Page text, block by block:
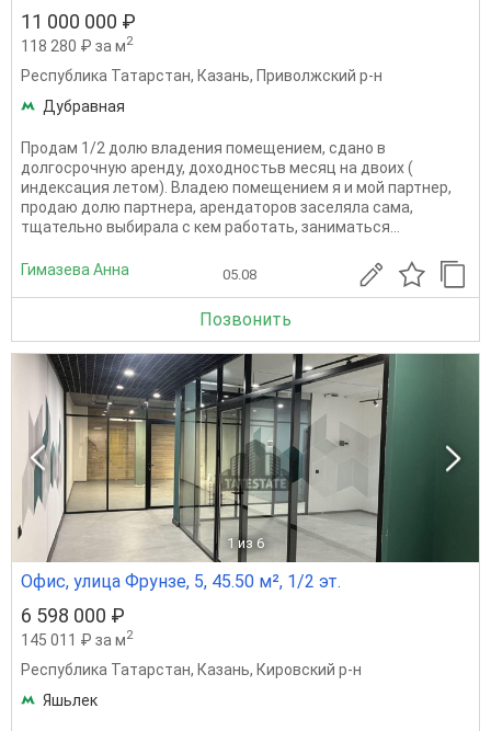
11 000 000 ₽
118 280 ₽ за м2
Республика Татарстан, Казань, Приволжский р-н
Дубравная
Продам 1/2 долю владения помещением, сдано в
долгосрочную аренду, доходностьв месяц на двоих (
индексация летом). Владею помещением я и мой партнер,
продаю долю партнера, арендаторов заселяла сама,
тщательно выбирала с кем работать, заниматься...
Гимазева Анна 05.08
Позвонить
1 из 6
Офис, улица Фрунзе, 5, 45.50 м², 1/2 эт.
6 598 000 ₽
145 011 ₽ за м2
Республика Татарстан, Казань, Кировский р-н
Яшьлек